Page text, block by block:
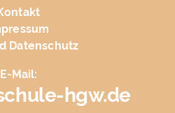
Datenschutz
E-Mail:
hgw.de